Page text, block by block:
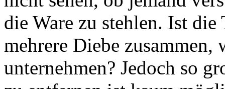
die Ware zu stehlen. Ist
mehrere Diebe zusammen,
unternehmen? Jedoch so